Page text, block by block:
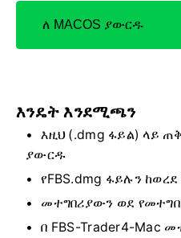
ለ MACOS ያውርዱ
እንዴት እንደሚጫን
እዚህ (.dmg ፋይል) ላይ
ያውርዱ
የFBS.dmg ፋይሉን
መተግበሪያውን ወደ
በ FBS-Trader4-Mac